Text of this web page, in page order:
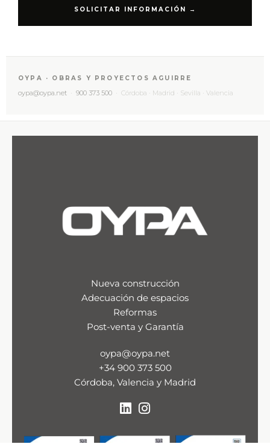
OYPA · OBRAS Y PROYECTOS AGUIRRE
oypa@oypa.net · 900 373 500 · Córdoba · Madrid · Sevilla · Valencia
Nueva construcción
Adecuación de espacios
Reformas
Post-venta y Garantía
oypa@oypa.net
+34 900 373 500
Córdoba, Valencia y Madrid